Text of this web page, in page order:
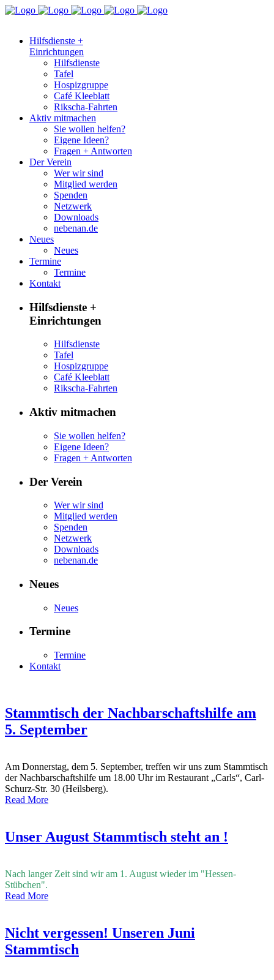
Hilfsdienste +
Einrichtungen
Hilfsdienste
Tafel
Hospizgruppe
Café Kleeblatt
Rikscha-Fahrten
Aktiv mitmachen
Sie wollen helfen?
Eigene Ideen?
Fragen + Antworten
Der Verein
Wer wir sind
Mitglied werden
Spenden
Netzwerk
Downloads
nebenan.de
Neues
Neues
Termine
Termine
Kontakt
Hilfsdienste +
Einrichtungen
Hilfsdienste
Tafel
Hospizgruppe
Café Kleeblatt
Rikscha-Fahrten
Aktiv mitmachen
Sie wollen helfen?
Eigene Ideen?
Fragen + Antworten
Der Verein
Wer wir sind
Mitglied werden
Spenden
Netzwerk
Downloads
nebenan.de
Neues
Neues
Termine
Termine
Kontakt
Stammtisch der Nachbarschaftshilfe am
5. September
Am Donnerstag, dem 5. September, treffen wir uns zum Stammtisch
der Nachbarschaftshilfe um 18.00 Uhr im Restaurant „Carls“, Carl-
Schurz-Str. 30 (Heilsberg).
Read More
Unser August Stammtisch steht an !
Nach langer Zeit sind wir am 1. August wieder im "Hessen-
Stübchen".
Read More
Nicht vergessen! Unseren Juni
Stammtisch